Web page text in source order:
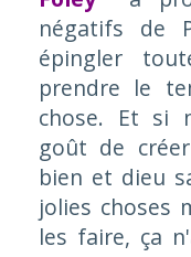
négatifs de
épingler
prendre le
chose. Et si
goût de
bien et dieu
jolies choses
les faire, ça